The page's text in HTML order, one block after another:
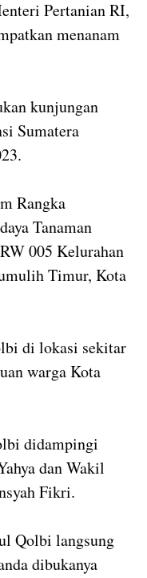
Pertanian RI,
menanam
kunjungan
Sumatera
Rangka
Tanaman
005 Kelurahan
Timur, Kota
di lokasi sekitar
warga Kota
didampingi
dan Wakil
Fikri.
Qolbi langsung
dibukanya